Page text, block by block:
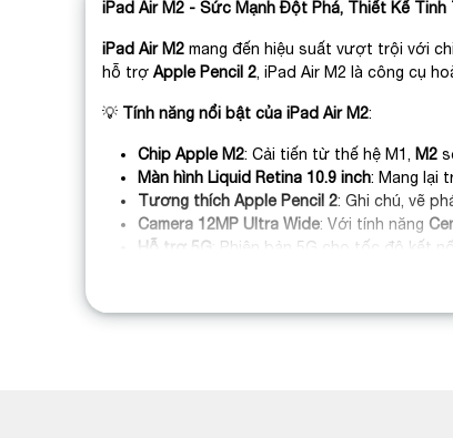
iPad Air M2 - Sức Mạnh Đột Phá, Thiết Kế Tinh
iPad Air M2 mang đến hiệu suất vượt trội với
hỗ trợ Apple Pencil 2, iPad Air M2 là công cụ
💡 Tính năng nổi bật của iPad Air M2:
Chip Apple M2: Cải tiến từ thế hệ M1, M2
Màn hình Liquid Retina 10.9 inch: Mang lại
Tương thích Apple Pencil 2: Ghi chú, vẽ
Camera 12MP Ultra Wide: Với tính năng
Hỗ trợ 5G : Phiên bản 5G cho tốc độ kết
: Với khung nhôm
: Đảm bảo kết nối
Pin kéo dài cả ngày: Được tối ưu hóa để